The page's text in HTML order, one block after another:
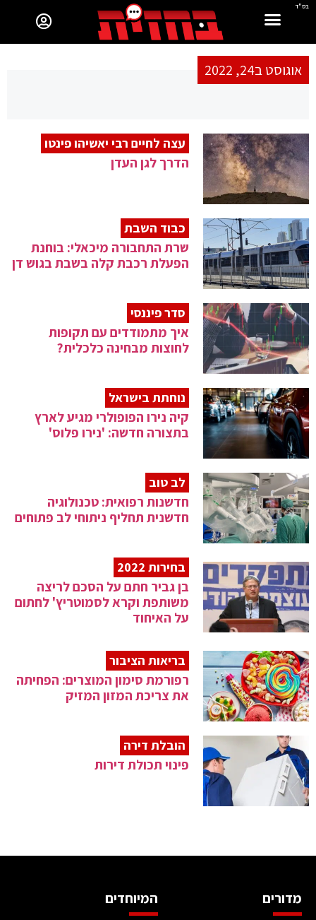
בס"ד
אוגוסט ב24, 2022
עצה לחיים רבי יאשיהו פינטו
הדרך לגן העדן
כבוד השבת
שרת התחבורה מיכאלי: בוחנת
הפעלת רכבת קלה בשבת בגוש דן
סדר פיננסי
איך מתמודדים עם תקופות
לחוצות מבחינה כלכלית?
נוחתת בישראל
קיה נירו הפופולרי מגיע לארץ
בתצורה חדשה: 'נירו פלוס'
לב טוב
חדשנות רפואית: טכנולוגיה
חדשנית תחליף ניתוחי לב פתוחים
בחירות 2022
בן גביר חתם על הסכם לריצה
משותפת וקרא לסמוטריץ' לחתום
על האיחוד
בריאות הציבור
רפורמת סימון המוצרים: הפחיתה
את צריכת המזון המזיק
הובלת דירה
פינוי תכולת דירות
מדורים המיוחדים